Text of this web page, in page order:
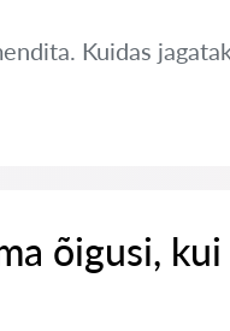
Kuidas
õigusi,